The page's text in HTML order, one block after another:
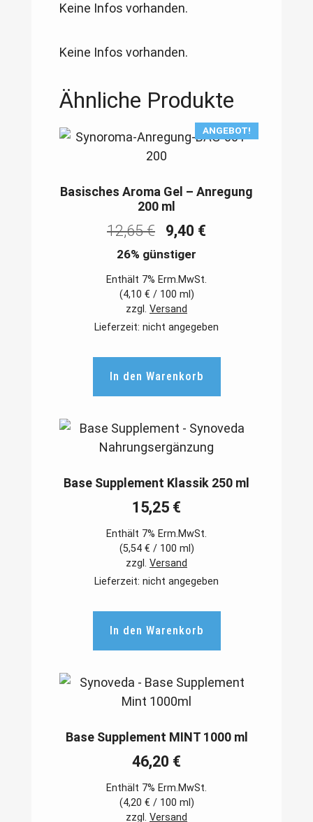
Keine Infos vorhanden.
Keine Infos vorhanden.
Ähnliche Produkte
ANGEBOT!
Basisches Aroma Gel – Anregung
200 ml
12,65€ 9,40 €
26% günstiger
Enthält 7% Erm.MwSt.
(4,10 € / 100 ml)
zzgl. Versand
Lieferzeit: nicht angegeben
In den Warenkorb
Base Supplement Klassik 250 ml
15,25 €
Enthält 7% Erm.MwSt.
(5,54 € / 100 ml)
zzgl. Versand
Lieferzeit: nicht angegeben
In den Warenkorb
Base Supplement MINT 1000 ml
46,20 €
Enthält 7% Erm.MwSt.
(4,20 € / 100 ml)
zzgl. Versand